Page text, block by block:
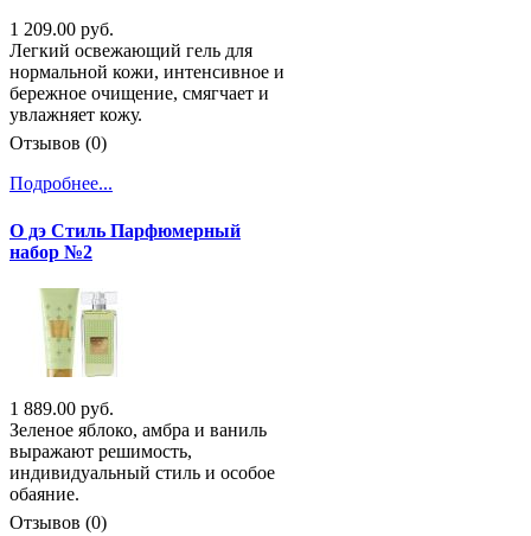
1 209.00 руб.
Легкий освежающий гель для
нормальной кожи, интенсивное и
бережное очищение, смягчает и
увлажняет кожу.
Отзывов (0)
Подробнее...
О дэ Стиль Парфюмерный
набор №2
1 889.00 руб.
Зеленое яблоко, амбра и ваниль
выражают решимость,
индивидуальный стиль и особое
обаяние.
Отзывов (0)